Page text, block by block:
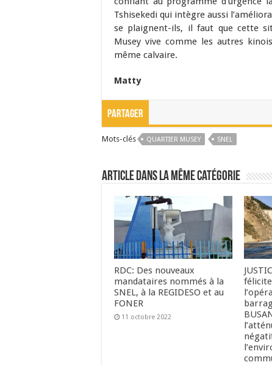
Tshisekedi qui intègre aussi
se plaignent-ils, il faut que cette
Musey vive comme les autres
même calvaire.
Matty
Partager
Mots-clés QUARTIER MUSEY SNEL
Article dans la même catégorie
RDC: Des nouveaux
mandataires nommés à la
SNEL, à la REGIDESO et au
FONER
11 octobre 2022